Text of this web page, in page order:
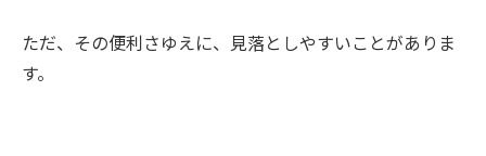
ただ、その便利さゆえに、見落としやすいことがありま
す。